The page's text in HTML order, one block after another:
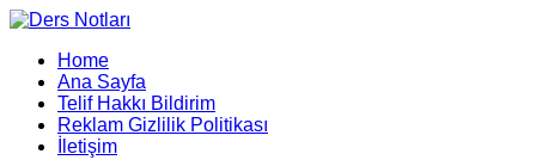
Home
Ana Sayfa
Telif Hakkı Bildirim
Reklam Gizlilik Politikası
İletişim